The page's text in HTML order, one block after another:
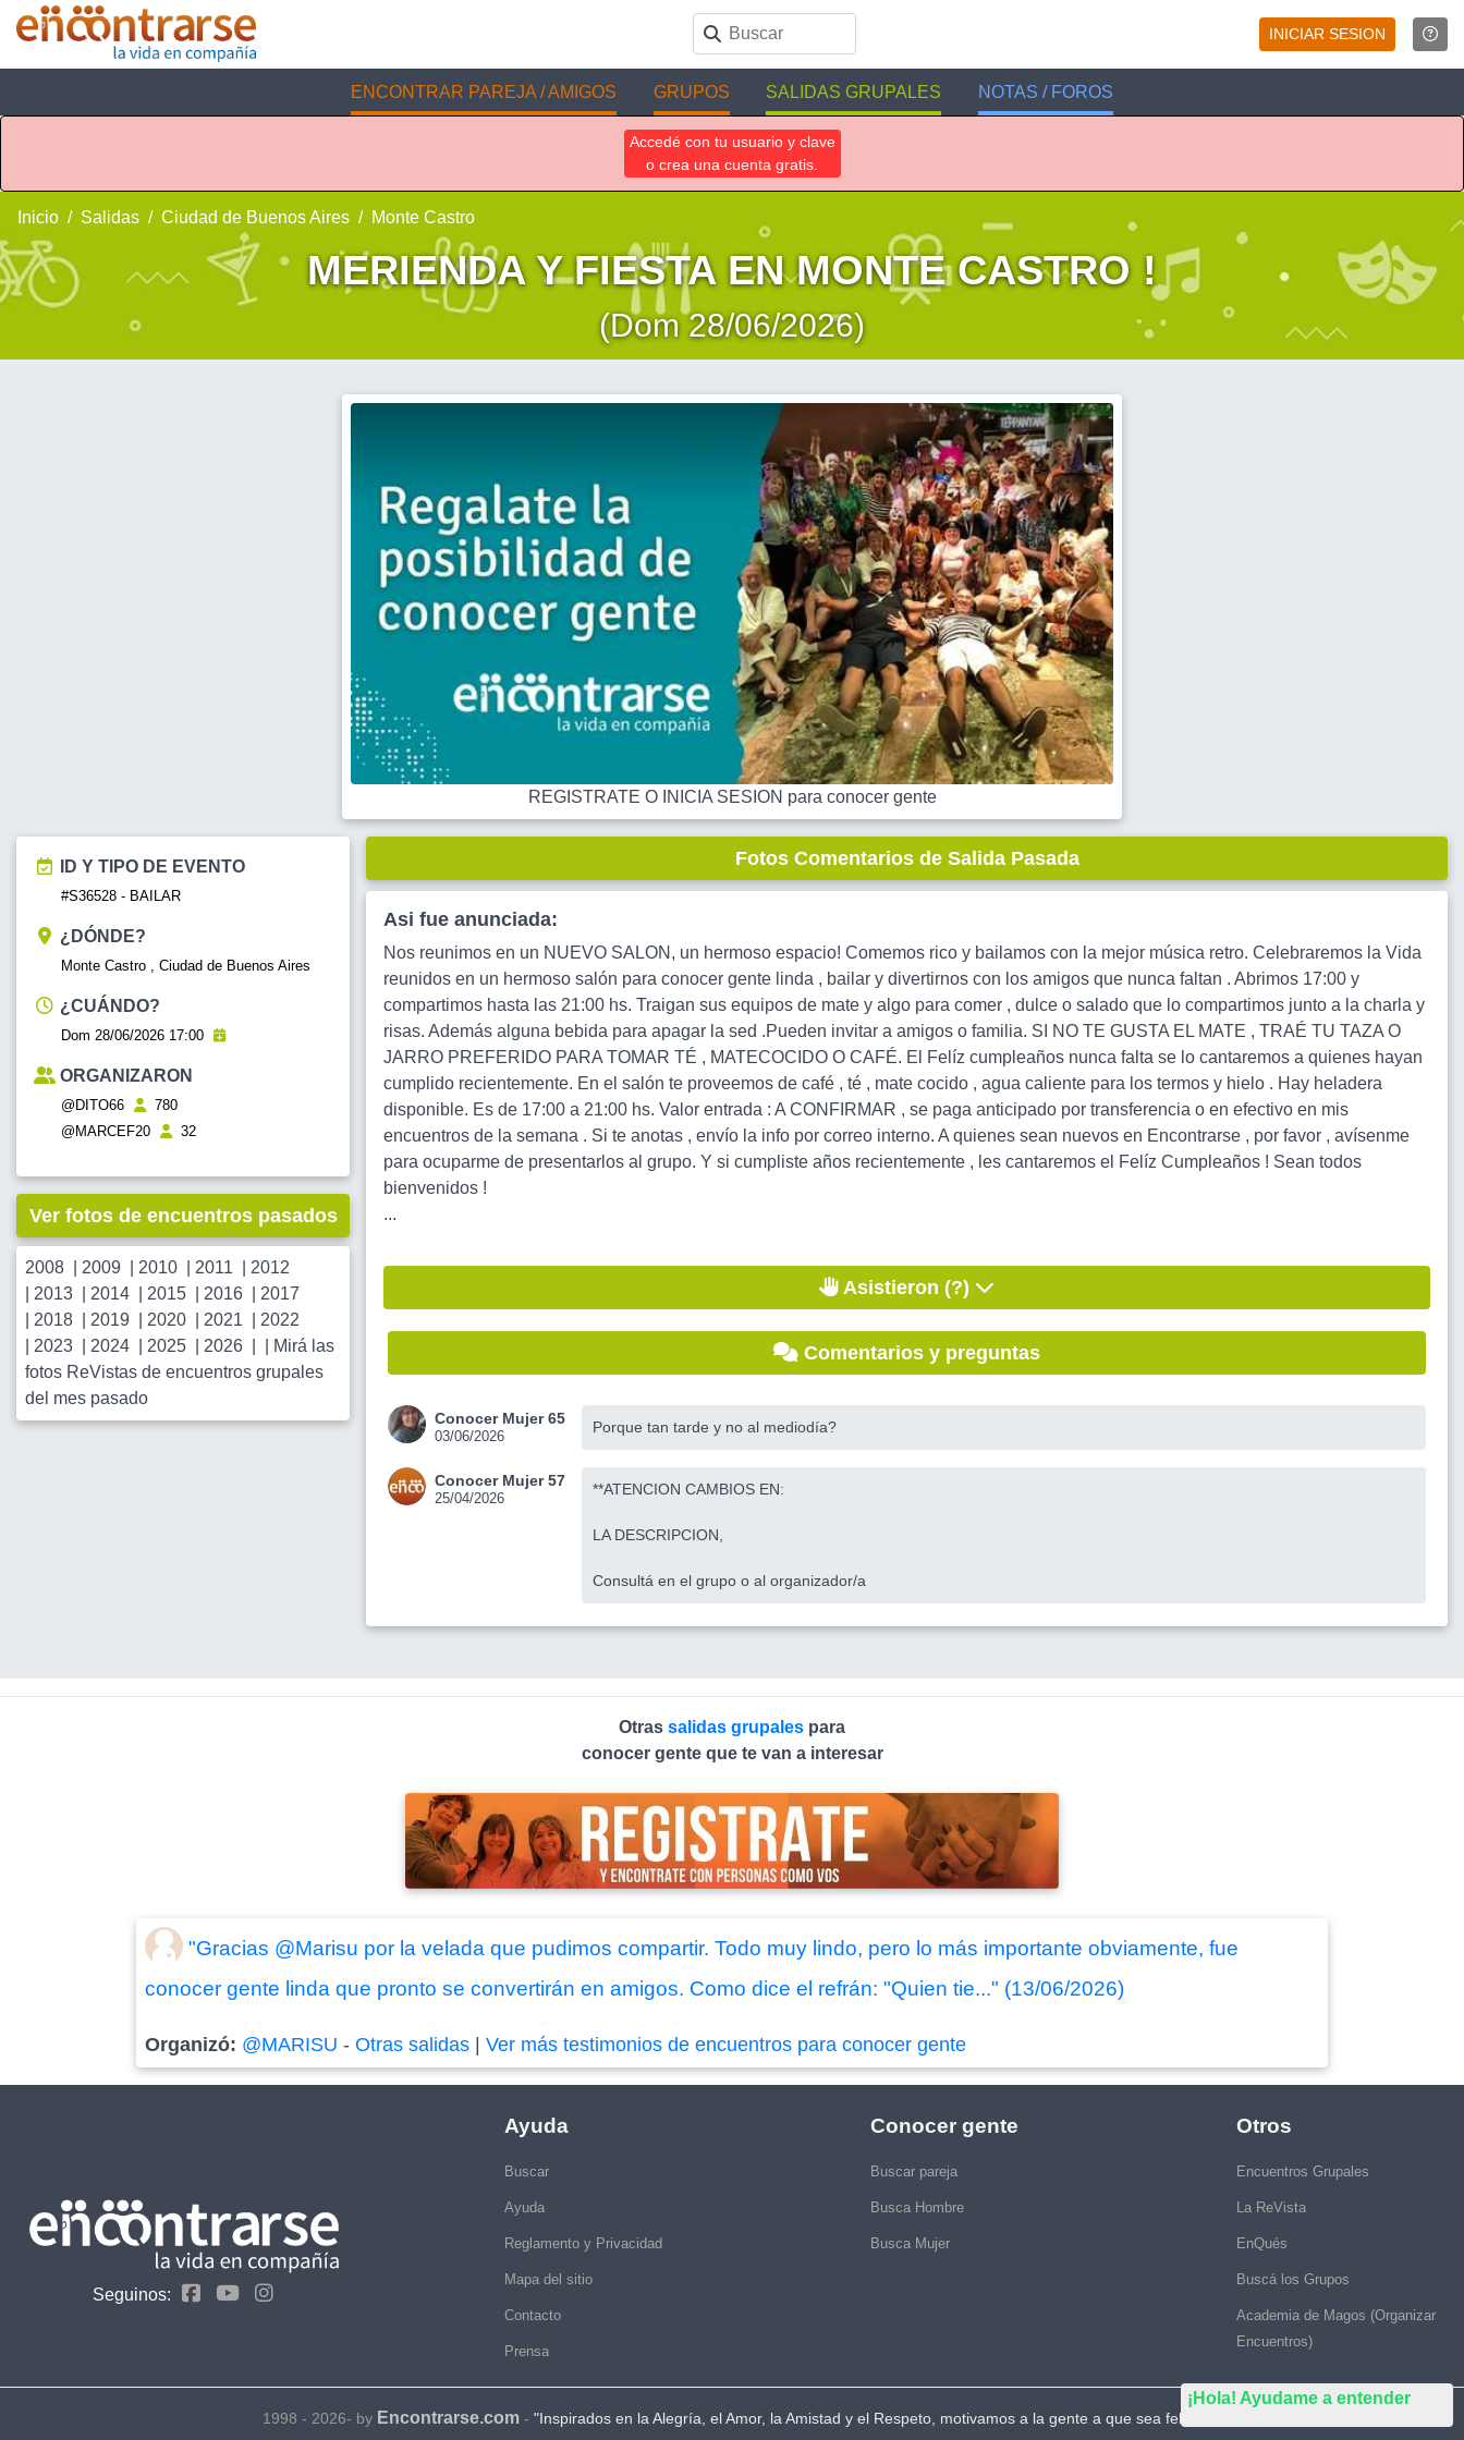
INICIAR SESION
ENCONTRAR PAREJA / AMIGOS GRUPOS SALIDAS GRUPALES NOTAS / FOROS
¡Hola! Ayudame a entender
Accedé con tu usuario y clave
o crea una cuenta gratis.
Inicio Salidas Ciudad de Buenos Aires Monte Castro
MERIENDA Y FIESTA EN MONTE CASTRO !
(Dom 28/06/2026)
REGISTRATE O INICIA SESION para conocer gente
ID Y TIPO DE EVENTO
#S36528 - BAILAR
¿DÓNDE?
Monte Castro , Ciudad de Buenos Aires
¿CUÁNDO?
Dom 28/06/2026 17:00
ORGANIZARON
@DITO66
780
@MARCEF20
32
Ver fotos de encuentros pasados
2008 2009 2010 2011
2012
2013 2014 2015 2016
2017
2018 2019 2020 2021
2022
2023 2024 2025 2026
Mirá las
fotos ReVistas de encuentros grupales
del mes pasado
Fotos Comentarios de Salida Pasada
Asi fue anunciada:
Nos reunimos en un NUEVO SALON, un hermoso espacio! Comemos rico y bailamos con la mejor música retro. Celebraremos la Vida
reunidos en un hermoso salón para conocer gente linda , bailar y divertirnos con los amigos que nunca faltan . Abrimos 17:00 y
compartimos hasta las 21:00 hs. Traigan sus equipos de mate y algo para comer , dulce o salado que lo compartimos junto a la charla y
risas. Además alguna bebida para apagar la sed .Pueden invitar a amigos o familia. SI NO TE GUSTA EL MATE , TRAÉ TU TAZA O
JARRO PREFERIDO PARA TOMAR TÉ , MATECOCIDO O CAFÉ. El Felíz cumpleaños nunca falta se lo cantaremos a quienes hayan
cumplido recientemente. En el salón te proveemos de café , té , mate cocido , agua caliente para los termos y hielo . Hay heladera
disponible. Es de 17:00 a 21:00 hs. Valor entrada : A CONFIRMAR , se paga anticipado por transferencia o en efectivo en mis
encuentros de la semana . Si te anotas , envío la info por correo interno. A quienes sean nuevos en Encontrarse , por favor , avísenme
para ocuparme de presentarlos al grupo. Y si cumpliste años recientemente , les cantaremos el Felíz Cumpleaños ! Sean todos
bienvenidos !
...
Asistieron (?)
Comentarios y preguntas
Conocer Mujer 65
03/06/2026
Porque tan tarde y no al mediodía?
Conocer Mujer 57
25/04/2026
**ATENCION CAMBIOS EN:
LA DESCRIPCION,
Consultá en el grupo o al organizador/a
Otras salidas grupales para
conocer gente que te van a interesar
"Gracias @Marisu por la velada que pudimos compartir. Todo muy lindo, pero lo más importante obviamente, fue
conocer gente linda que pronto se convertirán en amigos. Como dice el refrán: "Quien tie..." (13/06/2026)
Organizó: @MARISU -Otras salidas |Ver más testimonios de encuentros para conocer gente
Seguinos:
Ayuda
Buscar
Ayuda
Reglamento y Privacidad
Mapa del sitio
Contacto
Prensa
Conocer gente
Buscar pareja
Busca Hombre
Busca Mujer
Otros
Encuentros Grupales
La ReVista
EnQués
Buscá los Grupos
Academia de Magos (Organizar
Encuentros)
1998 - 2026- by Encontrarse.com- "Inspirados en la Alegría, el Amor, la Amistad y el Respeto, motivamos a la gente a que sea feliz."